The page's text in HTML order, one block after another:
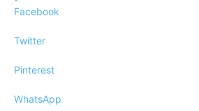
Facebook
Twitter
Pinterest
WhatsApp